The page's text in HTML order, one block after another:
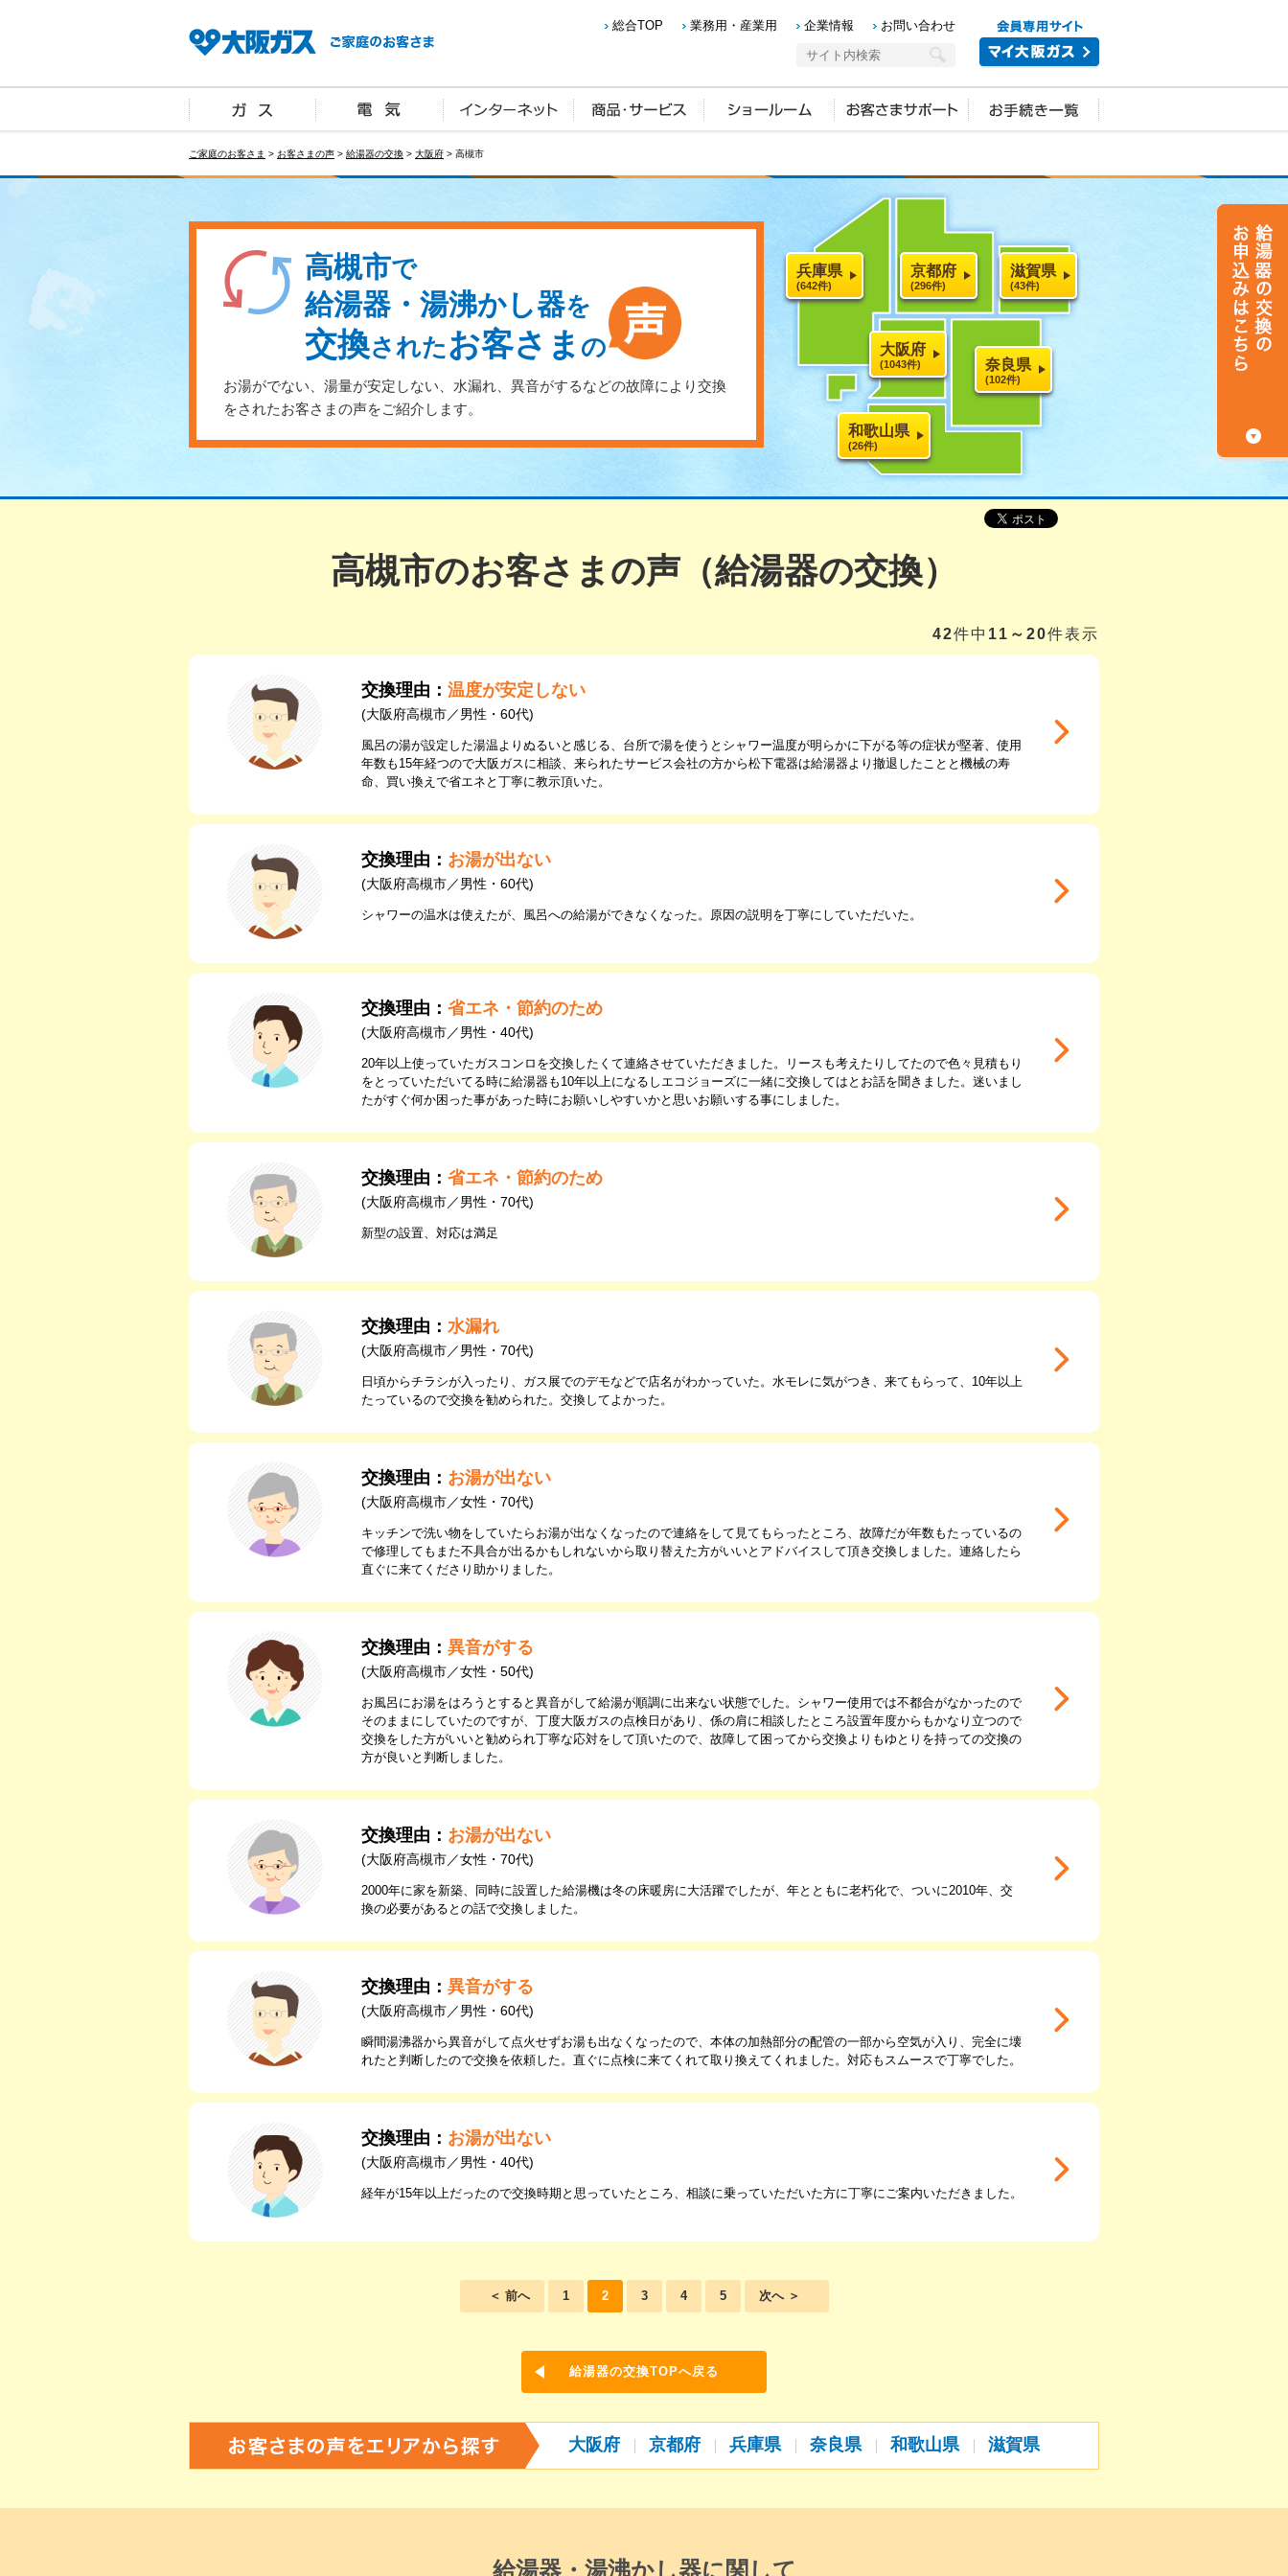
総合TOP 業務用・産業用 企業情報 お問い合わせ
ご家庭のお客さま > お客さまの声 > 給湯器の交換 > 大阪府 > 高槻市
高槻市で
給湯器・湯沸かし器を
交換されたお客さま の
お湯がでない、湯量が安定しない、水漏れ、異音がするなどの故障により交換
をされたお客さまの声をご紹介します。
兵庫県
(642件)
京都府
(296件)
滋賀県
(43件)
大阪府
(1043件) 奈良県
(102件)
和歌山県
(26件)
高槻市のお客さまの声（給湯器の交換）
42件中 11～20件表示
交換理由： 温度が安定しない
(大阪府高槻市／男性・60代)
風呂の湯が設定した湯温よりぬるいと感じる、台所で湯を使うとシャワー温度が明らかに下がる等の症状が堅著、使用
年数も15年経つので大阪ガスに相談、来られたサービス会社の方から松下電器は給湯器より撤退したことと機械の寿
命、買い換えで省エネと丁寧に教示頂いた。
交換理由： お湯が出ない
(大阪府高槻市／男性・60代)
シャワーの温水は使えたが、風呂への給湯ができなくなった。原因の説明を丁寧にしていただいた。
交換理由： 省エネ・節約のため
(大阪府高槻市／男性・40代)
20年以上使っていたガスコンロを交換したくて連絡させていただきました。リースも考えたりしてたので色々見積もり
をとっていただいてる時に給湯器も10年以上になるしエコジョーズに一緒に交換してはとお話を聞きました。迷いまし
たがすぐ何か困った事があった時にお願いしやすいかと思いお願いする事にしました。
交換理由： 省エネ・節約のため
(大阪府高槻市／男性・70代)
新型の設置、対応は満足
交換理由： 水漏れ
(大阪府高槻市／男性・70代)
日頃からチラシが入ったり、ガス展でのデモなどで店名がわかっていた。水モレに気がつき、来てもらって、10年以上
たっているので交換を勧められた。交換してよかった。
交換理由： お湯が出ない
(大阪府高槻市／女性・70代)
キッチンで洗い物をしていたらお湯が出なくなったので連絡をして見てもらったところ、故障だが年数もたっているの
で修理してもまた不具合が出るかもしれないから取り替えた方がいいとアドバイスして頂き交換しました。連絡したら
直ぐに来てくださり助かりました。
交換理由： 異音がする
(大阪府高槻市／女性・50代)
お風呂にお湯をはろうとすると異音がして給湯が順調に出来ない状態でした。シャワー使用では不都合がなかったので
そのままにしていたのですが、丁度大阪ガスの点検日があり、係の肩に相談したところ設置年度からもかなり立つので
交換をした方がいいと勧められ丁寧な応対をして頂いたので、故障して困ってから交換よりもゆとりを持っての交換の
方が良いと判断しました。
交換理由： お湯が出ない
(大阪府高槻市／女性・70代)
2000年に家を新築、同時に設置した給湯機は冬の床暖房に大活躍でしたが、年とともに老朽化で、ついに2010年、交
換の必要があるとの話で交換しました。
交換理由： 異音がする
(大阪府高槻市／男性・60代)
瞬間湯沸器から異音がして点火せずお湯も出なくなったので、本体の加熱部分の配管の一部から空気が入り、完全に壊
れたと判断したので交換を依頼した。直ぐに点検に来てくれて取り換えてくれました。対応もスムースで丁寧でした。
交換理由： お湯が出ない
(大阪府高槻市／男性・40代)
経年が15年以上だったので交換時期と思っていたところ、相談に乗っていただいた方に丁寧にご案内いただきました。
＜ 前へ 1 2 3 4 5 次へ ＞
給湯器の交換TOPへ戻る
大阪府 京都府 兵庫県 奈良県 和歌山県 滋賀県
給湯器・湯沸かし器に関して